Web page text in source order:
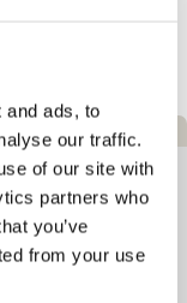
and ads, to
our traffic.
of our site with
partners who
you’ve
from your use
Anmeldelser
fra Lacoste,
i bouclé
er frugten af